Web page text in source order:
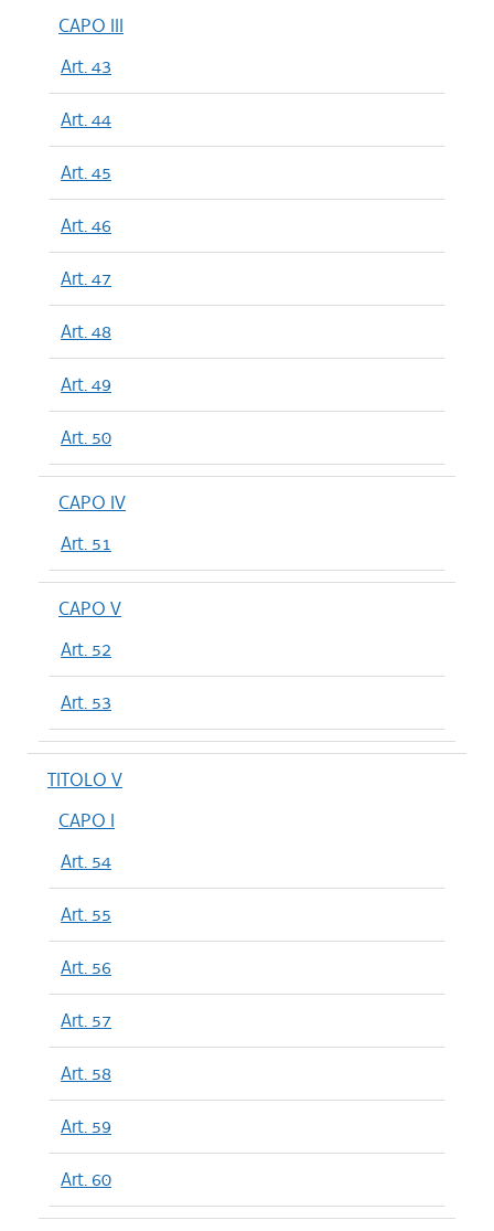
CAPO III
Art. 43
Art. 44
Art. 45
Art. 46
Art. 47
Art. 48
Art. 49
Art. 50
CAPO IV
Art. 51
CAPO V
Art. 52
Art. 53
TITOLO V
CAPO I
Art. 54
Art. 55
Art. 56
Art. 57
Art. 58
Art. 59
Art. 60